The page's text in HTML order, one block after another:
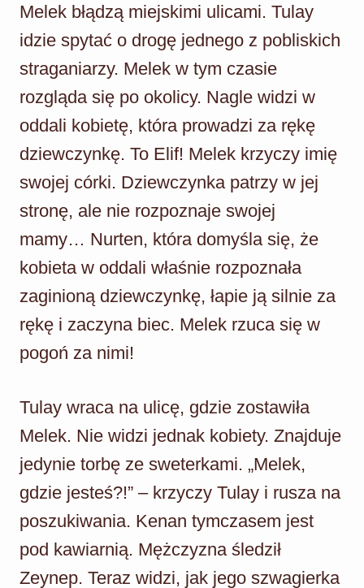
Melek błądzą miejskimi ulicami. Tulay
idzie spytać o drogę jednego z pobliskich
straganiarzy. Melek w tym czasie
rozgląda się po okolicy. Nagle widzi w
oddali kobietę, która prowadzi za rękę
dziewczynkę. To Elif! Melek krzyczy imię
swojej córki. Dziewczynka patrzy w jej
stronę, ale nie rozpoznaje swojej
mamy… Nurten, która domyśla się, że
kobieta w oddali właśnie rozpoznała
zaginioną dziewczynkę, łapie ją silnie za
rękę i zaczyna biec. Melek rzuca się w
pogoń za nimi!
Tulay wraca na ulicę, gdzie zostawiła
Melek. Nie widzi jednak kobiety. Znajduje
jedynie torbę ze sweterkami. „Melek,
gdzie jesteś?!” – krzyczy Tulay i rusza na
poszukiwania. Kenan tymczasem jest
pod kawiarnią. Mężczyzna śledził
Zeynep. Teraz widzi, jak jego szwagierka